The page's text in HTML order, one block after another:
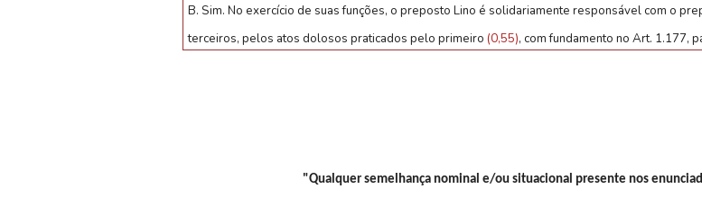
B. Sim. No exercício de suas funções, o preposto Lino é solidariamente responsável com o
terceiros, pelos atos dolosos praticados pelo primeiro (0,55), com fundamento no Art. 1.177,
"Qualquer semelhança nominal e/ou situacional presente nos